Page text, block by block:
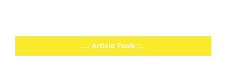
..:: Article Tools ::..